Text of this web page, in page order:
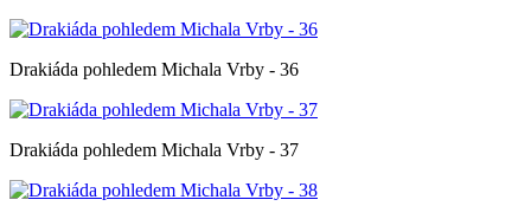
Drakiáda pohledem Michala Vrby - 36
Drakiáda pohledem Michala Vrby - 37